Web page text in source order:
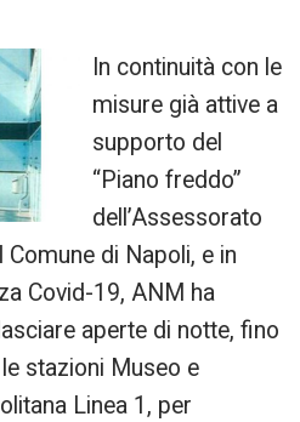
In continuità con le
misure già attive a
supporto del
“Piano freddo”
dell’Assessorato
di Napoli, e in
Covid-19, ANM ha
aperte di notte, fino
stazioni Museo e
Linea 1, per